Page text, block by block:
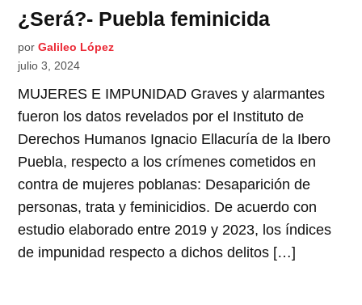
¿Será?- Puebla feminicida
por Galileo López
julio 3, 2024
MUJERES E IMPUNIDAD Graves y alarmantes
fueron los datos revelados por el Instituto de
Derechos Humanos Ignacio Ellacuría de la Ibero
Puebla, respecto a los crímenes cometidos en
contra de mujeres poblanas: Desaparición de
personas, trata y feminicidios. De acuerdo con
estudio elaborado entre 2019 y 2023, los índices
de impunidad respecto a dichos delitos […]